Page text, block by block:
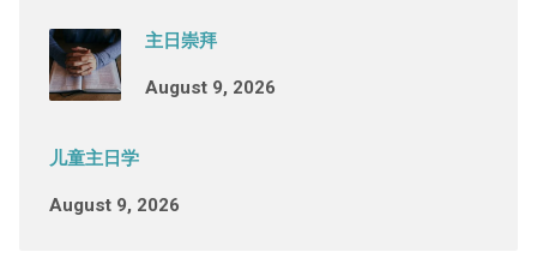
主日崇拜
August 9, 2026
儿童主日学
August 9, 2026